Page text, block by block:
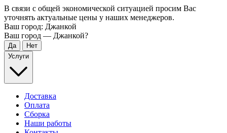
В связи с общей экономической ситуацией просим Вас
уточнять актуальные цены у наших менеджеров.
Ваш город: Джанкой
Ваш город — Джанкой?
Услуги
Доставка
Оплата
Сборка
Наши работы